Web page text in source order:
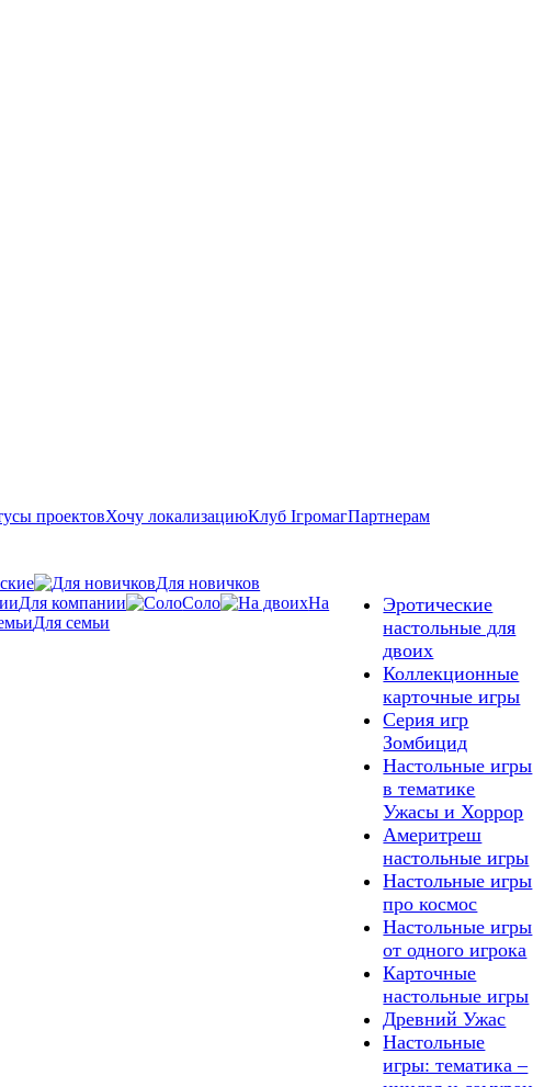
проектовХочу локализациюКлуб ІгромагПартнерам
Для новичков
Для компании
Соло
На
Для семьи
Эротические
настольные для
двоих
Коллекционные
карточные игры
Серия игр
Зомбицид
Настольные игры
в тематике
Ужасы и Хоррор
Америтреш
настольные игры
Настольные игры
про космос
Настольные игры
от одного игрока
Карточные
настольные игры
Древний Ужас
Настольные
игры: тематика –